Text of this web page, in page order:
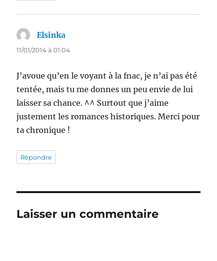
Elsinka
11/01/2014 à 01:04
J’avoue qu’en le voyant à la fnac, je n’ai pas été
tentée, mais tu me donnes un peu envie de lui
laisser sa chance. ^^ Surtout que j’aime
justement les romances historiques. Merci pour
ta chronique !
Répondre
Laisser un commentaire